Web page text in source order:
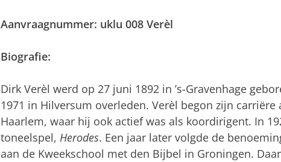
Aanvraagnummer: uklu 008 Verèl
Biografie:
Dirk Verèl werd op 27 juni 1892 in ’s-Gravenhage
1971 in Hilversum overleden. Verèl begon zijn
Haarlem, waar hij ook actief was als koordirigent. In
toneelspel, Herodes. Een jaar later volgde de
aan de Kweekschool met den Bijbel in Groningen.